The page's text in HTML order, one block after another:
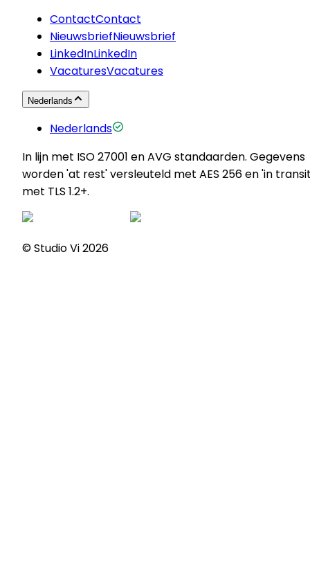
ContactContact
NieuwsbriefNieuwsbrief
LinkedInLinkedIn
VacaturesVacatures
Nederlands
Nederlands
In lijn met ISO 27001 en AVG standaarden. Gegevens
worden 'at rest' versleuteld met AES 256 en 'in
met TLS 1.2+.
© Studio Vi2026